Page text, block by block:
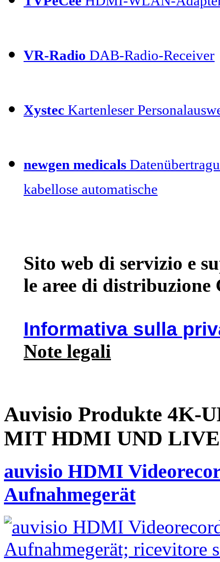
VR-Radio DAB-Radio-Receiver
Xystec Kartenleser
newgen medicals
kabellose automatische
Sito web di servizio e
le aree di distribuzione
Informativa sulla
Note legali
Auvisio Produkte 4K-
MIT HDMI UND
auvisio HDMI
Aufnahmegerät